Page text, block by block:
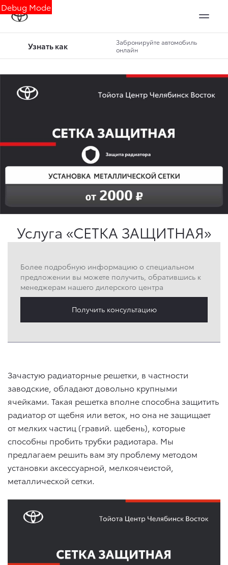
Debug Mode
Забронируйте автомобиль
онлайн
Узнать как
Услуга «СЕТКА ЗАЩИТНАЯ»
Более подробную информацию о специальном
предложении вы можете получить, обратившись к
менеджерам нашего дилерского центра
Получить консультацию
Зачастую радиаторные решетки, в частности
заводские, обладают довольно крупными
ячейками. Такая решетка вполне способна защитить
радиатор от щебня или веток, но она не защищает
от мелких частиц (гравий. щебень), которые
способны пробить трубки радиотара. Мы
предлагаем решить вам эту проблему методом
установки аксессуарной, мелкоячеистой,
металлической сетки.